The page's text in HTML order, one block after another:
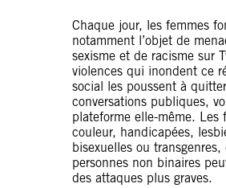
Chaque jour, les femmes
notamment l’objet de
sexisme et de racisme sur
violences qui inondent ce
social les poussent à
conversations publiques,
plateforme elle-même. Les
couleur, handicapées,
bisexuelles ou transgenres,
personnes non binaires
des attaques plus graves.